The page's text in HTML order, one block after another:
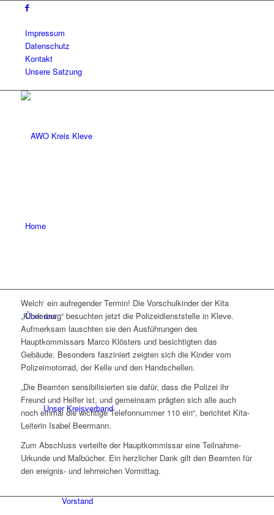
Impressum
Datenschutz
Kontakt
Unsere Satzung
Home
Über uns
Unser Kreisverband
Vorstand
Welch‘ ein aufregender Termin! Die Vorschulkinder der Kita
„Kinderburg“ besuchten jetzt die Polizeidienststelle in Kleve.
Aufmerksam lauschten sie den Ausführungen des
Hauptkommissars Marco Klösters und besichtigten das
Gebäude. Besonders fasziniert zeigten sich die Kinder vom
Polizeimotorrad, der Kelle und den Handschellen.
„Die Beamten sensibilisierten sie dafür, dass die Polizei ihr
Freund und Helfer ist, und gemeinsam prägten sich alle auch
noch einmal die wichtige Telefonnummer 110 ein“, berichtet Kita-
Leiterin Isabel Beermann.
Zum Abschluss verteilte der Hauptkommissar eine Teilnahme-
Urkunde und Malbücher. Ein herzlicher Dank gilt den Beamten für
den ereignis- und lehrreichen Vormittag.